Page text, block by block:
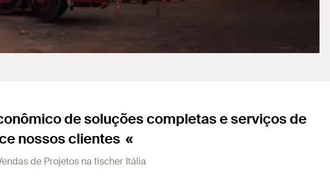
de soluções completas e serviços de
nossos clientes
de Projetos na fischer Itália